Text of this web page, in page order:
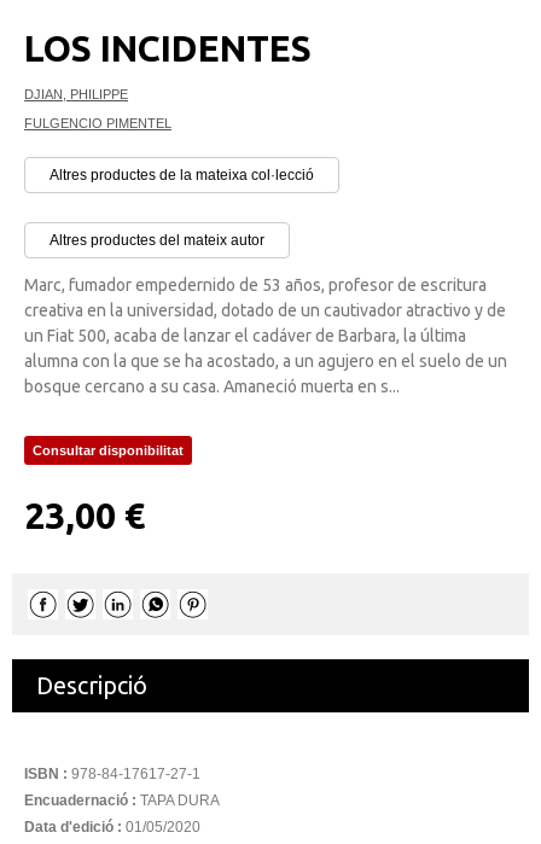
LOS INCIDENTES
DJIAN, PHILIPPE
FULGENCIO PIMENTEL
Altres productes de la mateixa col·lecció
Altres productes del mateix autor
Marc, fumador empedernido de 53 años, profesor de escritura
creativa en la universidad, dotado de un cautivador atractivo y de
un Fiat 500, acaba de lanzar el cadáver de Barbara, la última
alumna con la que se ha acostado, a un agujero en el suelo de un
bosque cercano a su casa. Amaneció muerta en s...
Consultar disponibilitat
23,00 €
Descripció
ISBN : 978-84-17617-27-1
Encuadernació : TAPA DURA
Data d'edició : 01/05/2020